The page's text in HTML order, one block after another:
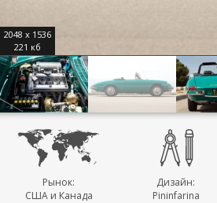
2048 x 1536
221 кб
Рынок:
США и Канада
Дизайн:
Pininfarina